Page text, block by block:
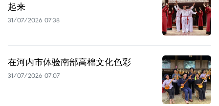
起来
31/07/2026 07:38
在河内市体验南部高棉文化色彩
31/07/2026 07:07